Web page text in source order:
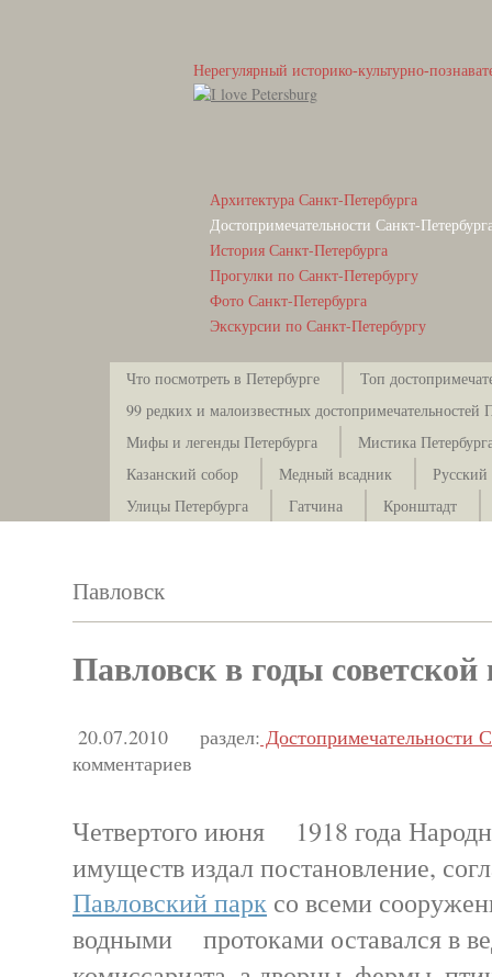
Нерегулярный историко-культурно-
Архитектура Санкт-Петербурга
Достопримечательности Санкт-
История Санкт-Петербурга
Прогулки по Санкт-Петербургу
Фото Санкт-Петербурга
Экскурсии по Санкт-Петербургу
Что посмотреть в Петербурге
Топ
99 редких и малоизвестных достопримечательностей
Мифы и легенды Петербурга
Мистика
Казанский собор
Медный всадник
Улицы Петербурга
Гатчина Кронштадт
Павловск
Павловск в годы советской
20.07.2010 раздел: Достопримечательности
комментариев
Четвертого июня 1918 года
имуществ издал постановление,
Павловский парк со всеми
водными протоками оставался в